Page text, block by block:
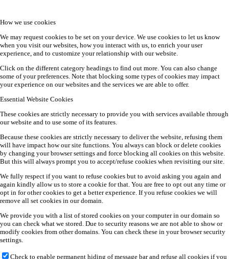
How we use cookies
We may request cookies to be set on your device. We use cookies to let us know
when you visit our websites, how you interact with us, to enrich your user
experience, and to customize your relationship with our website.
Click on the different category headings to find out more. You can also change
some of your preferences. Note that blocking some types of cookies may impact
your experience on our websites and the services we are able to offer.
Essential Website Cookies
These cookies are strictly necessary to provide you with services available through
our website and to use some of its features.
Because these cookies are strictly necessary to deliver the website, refusing them
will have impact how our site functions. You always can block or delete cookies
by changing your browser settings and force blocking all cookies on this website.
But this will always prompt you to accept/refuse cookies when revisiting our site.
We fully respect if you want to refuse cookies but to avoid asking you again and
again kindly allow us to store a cookie for that. You are free to opt out any time or
opt in for other cookies to get a better experience. If you refuse cookies we will
remove all set cookies in our domain.
We provide you with a list of stored cookies on your computer in our domain so
you can check what we stored. Due to security reasons we are not able to show or
modify cookies from other domains. You can check these in your browser security
settings.
Check to enable permanent hiding of message bar and refuse all cookies if you